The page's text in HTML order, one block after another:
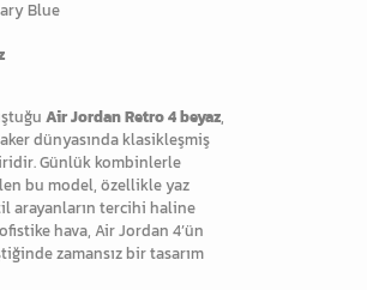
Blue
Air Jordan Retro 4 beyaz,
dünyasında klasikleşmiş
Günlük kombinlerle
bu model, özellikle yaz
arayanların tercihi haline
hava, Air Jordan 4’ün
zamansız bir tasarım